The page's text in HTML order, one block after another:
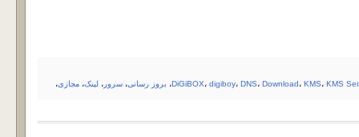
DiGiBOX، digiboy، DNS، Download، KMS، KMS ، بروز رسانی، سرور ، لینک، مجازی،